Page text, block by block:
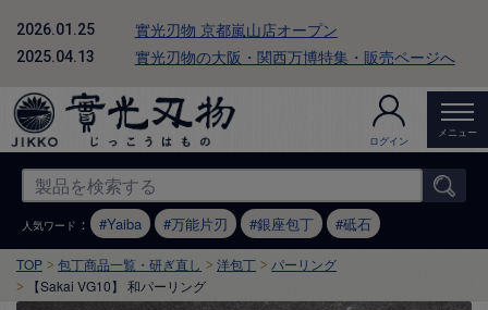
2026.01.25 實光刃物 京都嵐山店オープン
2025.04.13 實光刃物の大阪・関西万博特集・販売ページへ
ログイン
メニュー
人気ワード ： Yaiba 万能片刃 銀座包丁 砥石
TOP 包丁商品一覧・研ぎ直し 洋包丁
パーリング
【Sakai VG10】 和パーリング